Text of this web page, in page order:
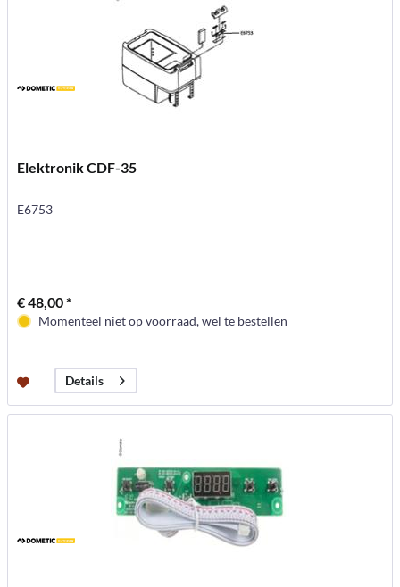
Elektronik CDF-35
E6753
€ 48,00 *
Momenteel niet op voorraad, wel te bestellen
Details